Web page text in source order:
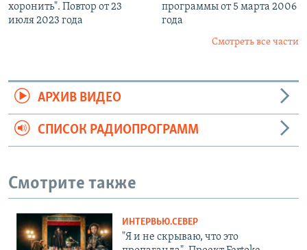
хоронить". Повтор от 23
июля 2023 года
программы от 5 марта 2006
года
Смотреть все части
АРХИВ ВИДЕО
СПИСОК РАДИОПРОГРАММ
Смотрите также
ИНТЕРВЬЮ.СЕВЕР
"Я и не скрываю, что это